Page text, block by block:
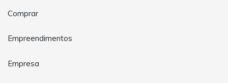
Comprar
Empreendimentos
Empresa